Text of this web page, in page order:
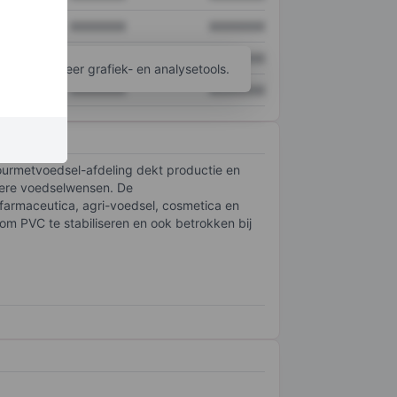
XXXXXXX XXXXXXX
tot meer grafiek- en analysetools.
afdeling dekt productie en
voedselwensen. De
agri-voedsel, cosmetica en
PVC te stabiliseren en ook betrokken bij